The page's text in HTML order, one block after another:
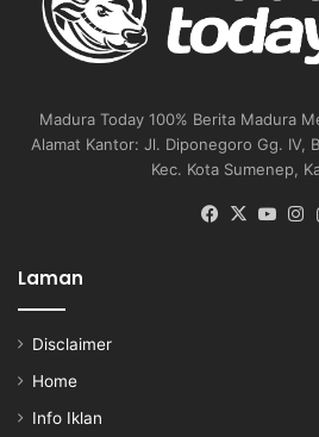
Madura Today 100% Berita Madura
Alamat Kantor: Jl. Diponegoro Gg. IV,
Kec. Kota Sumenep,
Facebook
X
Laman
Disclaimer
Home
Info Iklan